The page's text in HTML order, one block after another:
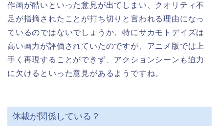
作画が酷いといった意見が出てしまい、クオリティ不
足が指摘されたことが打ち切りと言われる理由になっ
ているのではないでしょうか。特にサカモトデイズは
高い画力が評価されていたのですが、アニメ版では上
手く再現することができず、アクションシーンも迫力
に欠けるといった意見があるようですね。
休載が関係している？